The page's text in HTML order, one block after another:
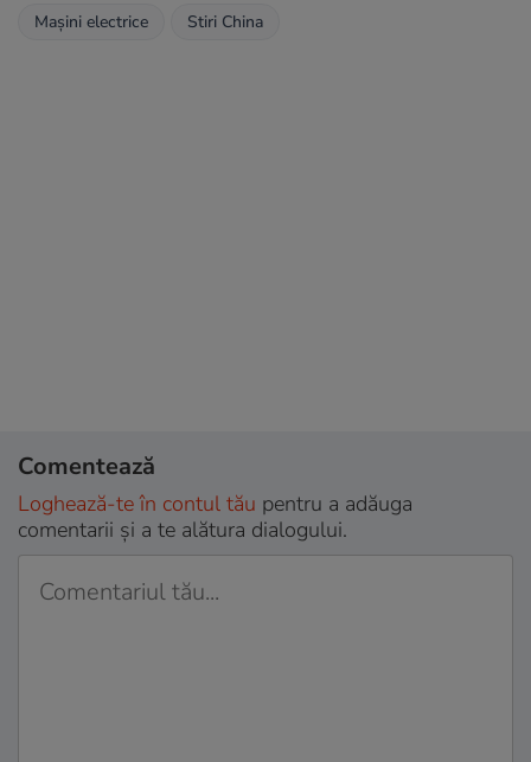
Mașini electrice Stiri China
Comentează
Loghează-te în contul tău pentru a adăuga
comentarii și a te alătura dialogului.